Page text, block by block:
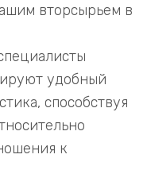
вторсырьем в
удобный
способствуя
к